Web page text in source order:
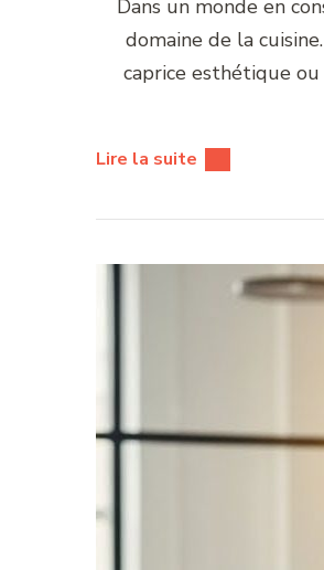
Dans un monde en
domaine de la
caprice esthétique
Lire la suite